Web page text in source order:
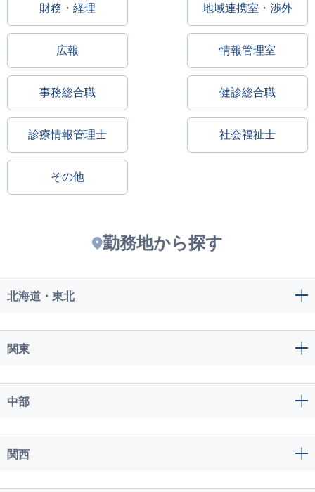
財務・経理 地域連携室・渉外
広報 情報管理室
事務総合職 健診総合職
診療情報管理士 社会福祉士
その他
勤務地から探す
北海道・東北
関東
中部
関西